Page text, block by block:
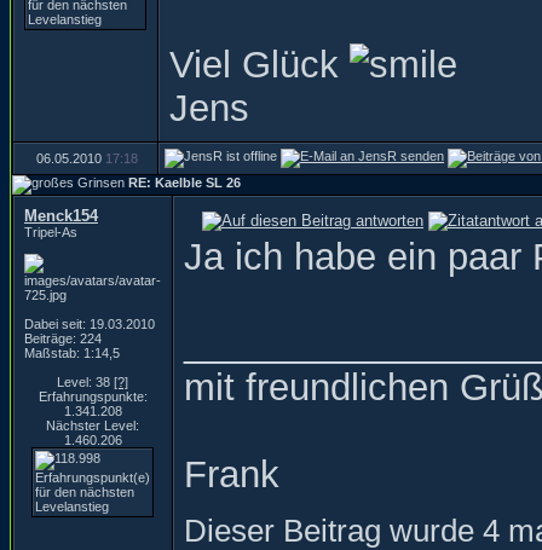
Viel Glück
Jens
06.05.2010 17:18
RE: Kaelble SL 26
Menck154
Tripel-As
Dabei seit: 19.03.2010
Beiträge: 224
Maßstab: 1:14,5
Level: 38 [?]
Erfahrungspunkte:
1.341.208
Nächster Level:
1.460.206
Ja ich habe ein paar
mit freundlichen
Frank
Dieser Beitrag wurde 4